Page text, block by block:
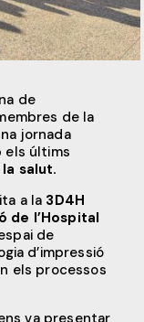
de
de la
jornada
els últims
salut.
a la 3D4H
de l’Hospital
de
d’impressió
els processos